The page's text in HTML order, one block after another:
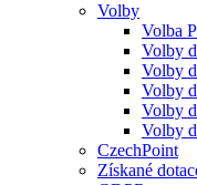
Volby
Volba
Volby
Volby
Volby
Volby
Volby
CzechPoint
Získané